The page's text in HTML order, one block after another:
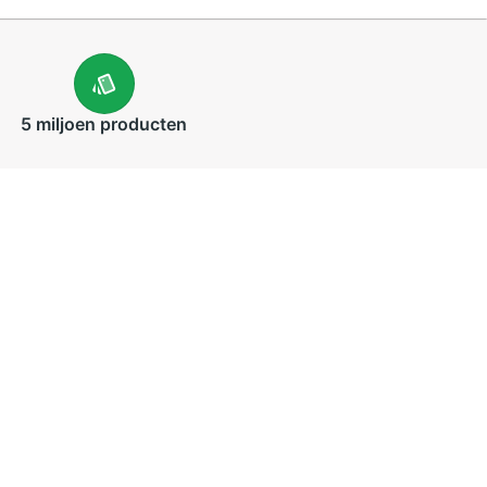
5 miljoen producten